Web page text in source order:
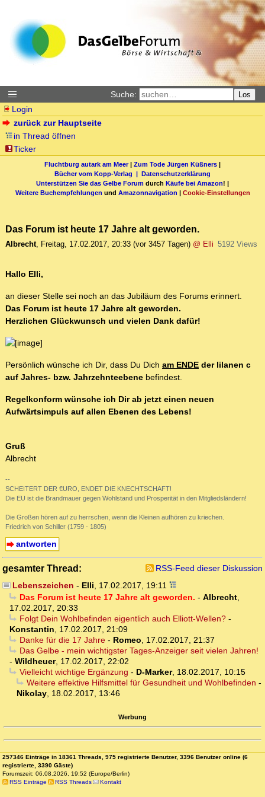
Suche: Los
Login
zurück zur Hauptseite
in Thread öffnen
Ticker
Fluchtburg autark am Meer| Zum Tode Jürgen Küßners |
Bücher vom Kopp-Verlag | Datenschutzerklärung
Unterstützen Sie das Gelbe Forum durch Käufe bei Amazon! |
Weitere Buchempfehlungen und Amazonnavigation | Cookie-Einstellungen
Das Forum ist heute 17 Jahre alt geworden.
Albrecht, Freitag, 17.02.2017, 20:33 (vor 3457 Tagen) @ Elli 5192 Views
Hallo Elli,
an dieser Stelle sei noch an das Jubiläum des Forums erinnert.
Das Forum ist heute 17 Jahre alt geworden.
Herzlichen Glückwunsch und vielen Dank dafür!
Persönlich wünsche ich Dir, dass Du Dich am ENDE der lilanen c
auf Jahres- bzw. Jahrzehnteebene befindest.
Regelkonform wünsche ich Dir ab jetzt einen neuen
Aufwärtsimpuls auf allen Ebenen des Lebens!
Gruß
Albrecht
--
SCHEITERT DER €URO, ENDET DIE KNECHTSCHAFT!
Die EU ist die Brandmauer gegen Wohlstand und Prosperität in den Mitgliedsländern!
Die Großen hören auf zu herrschen, wenn die Kleinen aufhören zu kriechen.
Friedrich von Schiller (1759 - 1805)
antworten
gesamter Thread:
RSS-Feed dieser Diskussion
Lebenszeichen - Elli, 17.02.2017, 19:11
Das Forum ist heute 17 Jahre alt geworden. - Albrecht,
17.02.2017, 20:33
Folgt Dein Wohlbefinden eigentlich auch Elliott-Wellen?-
Konstantin, 17.02.2017, 21:09
Danke für die 17 Jahre- Romeo, 17.02.2017, 21:37
Das Gelbe - mein wichtigster Tages-Anzeiger seit vielen Jahren!
- Wildheuer, 17.02.2017, 22:02
Vielleicht wichtige Ergänzung - D-Marker, 18.02.2017, 10:15
Weitere effektive Hilfsmittel für Gesundheit und Wohlbefinden -
Nikolay, 18.02.2017, 13:46
Werbung
257346 Einträge in 18361 Threads, 975 registrierte Benutzer, 3396 Benutzer online (6
registrierte, 3390 Gäste)
Forumszeit: 06.08.2026, 19:52 (Europe/Berlin)
RSS Einträge
RSS Threads Kontakt